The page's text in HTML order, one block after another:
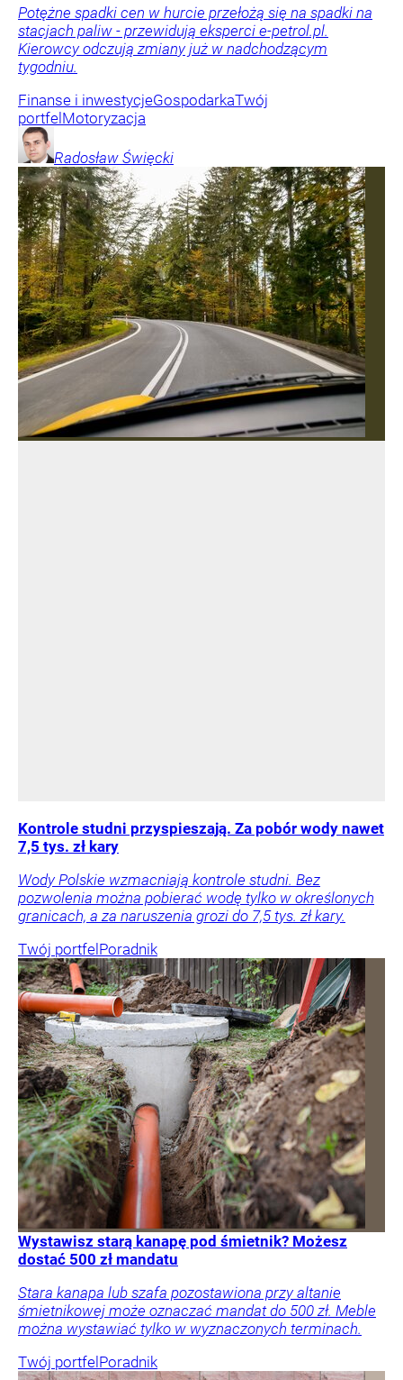
Potężne spadki cen w hurcie przełożą się na spadki na
stacjach paliw - przewidują eksperci e-petrol.pl.
Kierowcy odczują zmiany już w nadchodzącym
tygodniu.
Finanse i inwestycjeGospodarkaTwój
portfelMotoryzacja
Radosław Święcki
Kontrole studni przyspieszają. Za pobór wody nawet
7,5 tys. zł kary
Wody Polskie wzmacniają kontrole studni. Bez
pozwolenia można pobierać wodę tylko w określonych
granicach, a za naruszenia grozi do 7,5 tys. zł kary.
Twój portfelPoradnik
Wystawisz starą kanapę pod śmietnik? Możesz
dostać 500 zł mandatu
Stara kanapa lub szafa pozostawiona przy altanie
śmietnikowej może oznaczać mandat do 500 zł. Meble
można wystawiać tylko w wyznaczonych terminach.
Twój portfelPoradnik